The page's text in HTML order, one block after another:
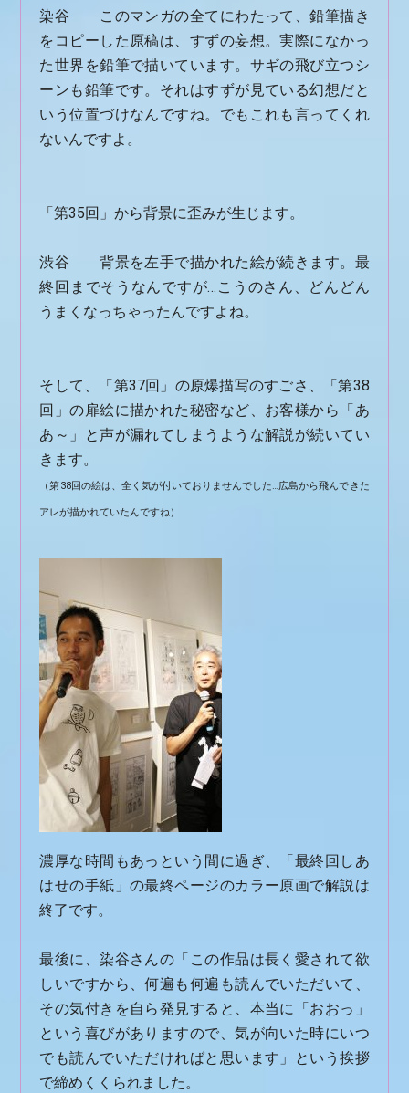
染谷 このマンガの全てにわたって、鉛筆描き
をコピーした原稿は、すずの妄想。実際になかっ
た世界を鉛筆で描いています。サギの飛び立つシ
ーンも鉛筆です。それはすずが見ている幻想だと
いう位置づけなんですね。でもこれも言ってくれ
ないんですよ。
「第35回」から背景に歪みが生じます。
渋谷 背景を左手で描かれた絵が続きます。最
終回までそうなんですが…こうのさん、どんどん
うまくなっちゃったんですよね。
そして、「第37回」の原爆描写のすごさ、「第38
回」の扉絵に描かれた秘密など、お客様から「あ
あ～」と声が漏れてしまうような解説が続いてい
きます。
（第38回の絵は、全く気が付いておりませんでした…広島から飛んできた
アレが描かれていたんですね）
濃厚な時間もあっという間に過ぎ、「最終回しあ
はせの手紙」の最終ページのカラー原画で解説は
終了です。
最後に、染谷さんの「この作品は長く愛されて欲
しいですから、何遍も何遍も読んでいただいて、
その気付きを自ら発見すると、本当に「おおっ」
という喜びがありますので、気が向いた時にいつ
でも読んでいただければと思います」という挨拶
で締めくくられました。